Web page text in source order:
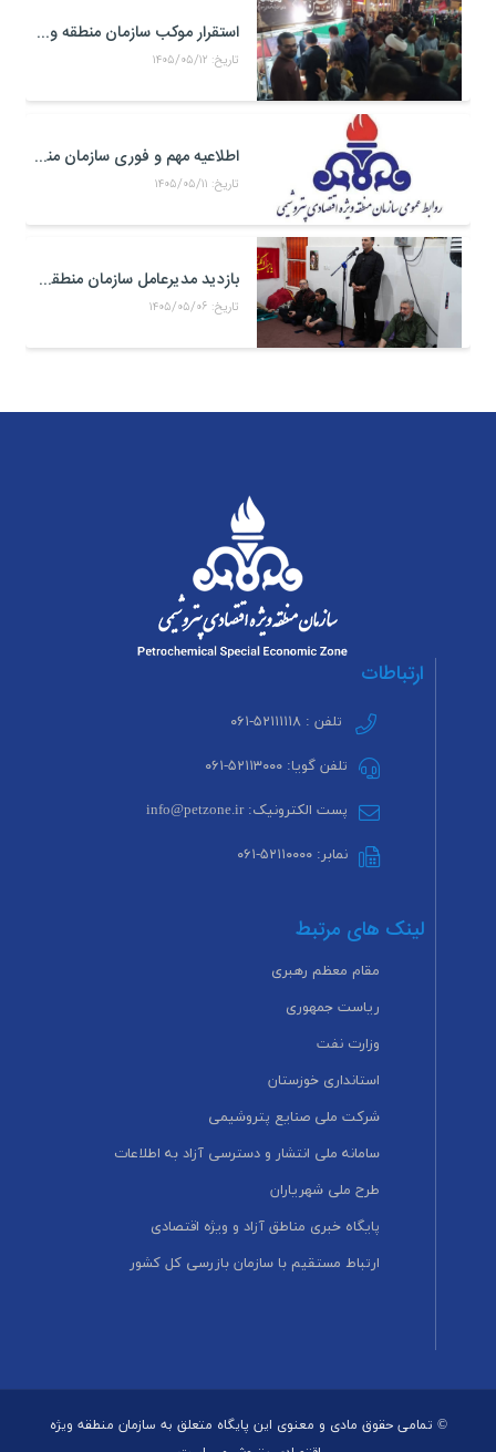
استقرار موکب سازمان منطقه ویژه اقتصادی پتروشیمی در محل تجمعات مردمی در میدان امام بندر ماهشهر
تاریخ: ۱۴۰۵/۰۵/۱۲
اطلاعیه مهم و فوری سازمان منطقه ویژه اقتصادی پتروشیمی
تاریخ: ۱۴۰۵/۰۵/۱۱
بازدید مدیرعامل سازمان منطقه ویژه اقتصادی پتروشیمی از موکب حضرت علی اکبر(ع) کارکنان منطقه ویژه اقتصادی پتروشیمی در مرز شلمچه
تاریخ: ۱۴۰۵/۰۵/۰۶
ارتباطات
تلفن : ۵۲۱۱۱۱۱۸-۰۶۱
تلفن گویا: ۵۲۱۱۳۰۰۰-۰۶۱
پست الکترونیک: info@petzone.ir
نمابر: ۵۲۱۱۰۰۰۰-۰۶۱
لینک های مرتبط
مقام معظم رهبری
ریاست جمهوری
وزارت نفت
استانداری خوزستان
شرکت ملی صنایع پتروشیمی
سامانه ملی انتشار و دسترسی آزاد به اطلاعات
طرح ملی شهریاران
پایگاه خبری مناطق آزاد و ویژه اقتصادی
ارتباط مستقیم با سازمان بازرسی کل کشور
© تمامی حقوق مادی و معنوی این پایگاه متعلق به سازمان منطقه ویژه